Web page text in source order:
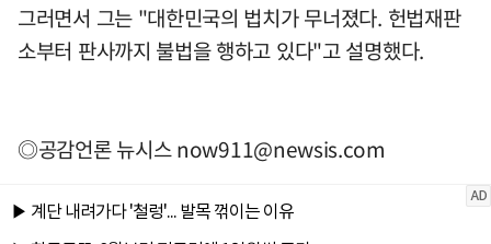
그러면서 그는 "대한민국의 법치가 무너졌다. 헌법재판
소부터 판사까지 불법을 행하고 있다"고 설명했다.
◎공감언론 뉴시스now911@newsis.com